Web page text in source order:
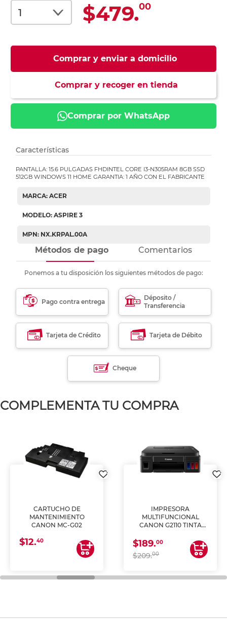
$479.00
Comprar y enviar a domicilio
Comprar y recoger en tienda
Comprar por WhatsApp
Características
PANTALLA: 15.6 PULGADAS FHDINTEL CORE I3-N305RAM 8GB SSD
512GB WINDOWS 11 HOME GARANTIA: 1 AÑO CON EL FABRICANTE
MARCA: ACER
MODELO: ASPIRE 3
MPN: NX.KRPAL.00A
Métodos de pago Comentarios
Ponemos a tu disposición los siguientes métodos de pago:
Pago contra entrega
Déposito /
Transferencia
Tarjeta de Crédito Tarjeta de Débito
Cheque
COMPLEMENTA TU COMPRA
CARTUCHO DE
MANTENIMIENTO
CANON MC-G02
$12.40
IMPRESORA
MULTIFUNCIONAL
CANON G2110 TINTA
$189.00
$209.00